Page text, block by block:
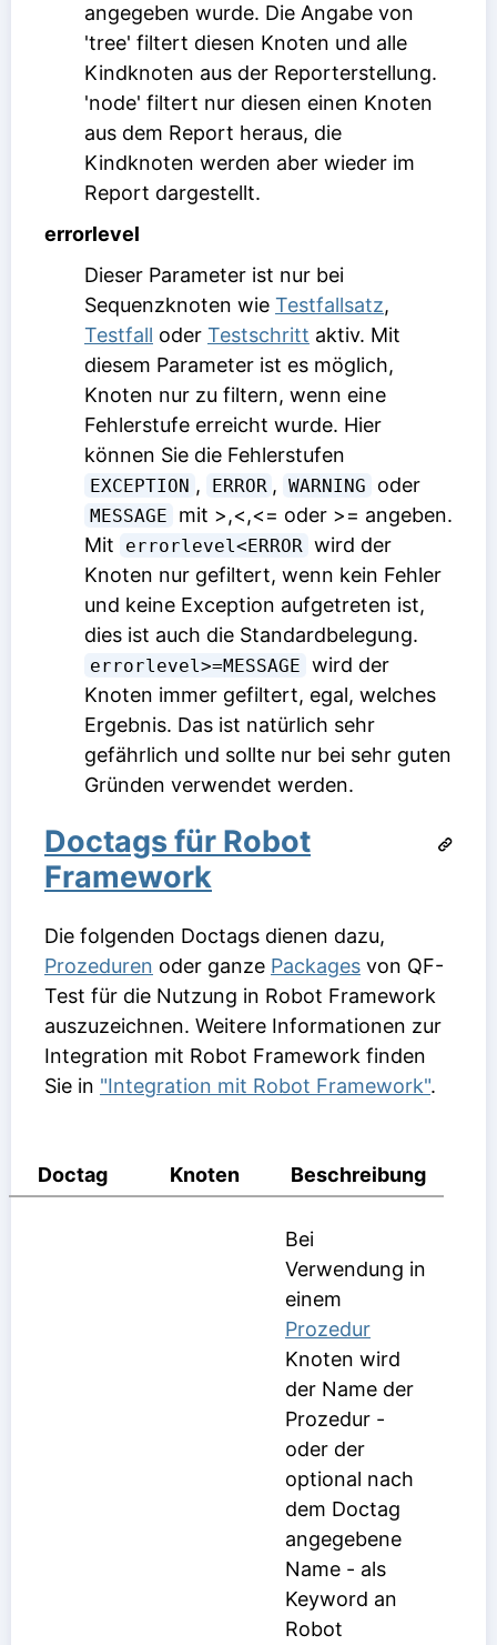
angegeben wurde. Die Angabe von
'tree' filtert diesen Knoten und alle
Kindknoten aus der Reporterstellung.
'node' filtert nur diesen einen Knoten
aus dem Report heraus, die
Kindknoten werden aber wieder im
Report dargestellt.
errorlevel
Dieser Parameter ist nur bei
Sequenzknoten wie Testfallsatz,
Testfall oder Testschritt aktiv. Mit
diesem Parameter ist es möglich,
Knoten nur zu filtern, wenn eine
Fehlerstufe erreicht wurde. Hier
können Sie die Fehlerstufen
EXCEPTION , ERROR , WARNING oder
MESSAGE
mit >,<,<= oder >= angeben.
Mit
errorlevel<ERROR wird der
Knoten nur gefiltert, wenn kein Fehler
und keine Exception aufgetreten ist,
dies ist auch die Standardbelegung.
errorlevel>=MESSAGE wird der
Knoten immer gefiltert, egal, welches
Ergebnis. Das ist natürlich sehr
gefährlich und sollte nur bei sehr guten
Gründen verwendet werden.
Doctags für Robot
Framework
Die folgenden Doctags dienen dazu,
Prozeduren oder ganze Packages von QF-
Test für die Nutzung in Robot Framework
auszuzeichnen. Weitere Informationen zur
Integration mit Robot Framework finden
Sie in "Integration mit Robot Framework".
Doctag Knoten Beschreibung
Bei
Verwendung in
einem
Prozedur
Knoten wird
der Name der
Prozedur -
oder der
optional nach
dem Doctag
angegebene
Name - als
Keyword an
Robot